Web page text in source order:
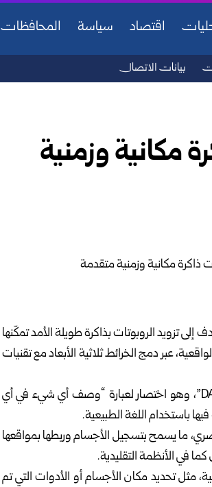
اقتصاد سياسة المحافظات
بيانات الاتصال
مكانية وزمنية
تزويد الروبوتات بذاكرة طويلة الأمد تمكّنها
عبر دمج الخرائط ثلاثية الأبعاد مع تقنيات
وذكرت وكالة رويترز أمس الأربعاء، أن النظام الجديد يحمل اسم “DAAAM”، وهو اختصار لعبارة “وصف أي شيء في أي
باستخدام اللغة الطبيعية.
ما يسمح بتسجيل الأجسام وربطها بمواقعها
في الأنظمة التقليدية.
مثل تحديد مكان الأجسام أو الأدوات التي تم